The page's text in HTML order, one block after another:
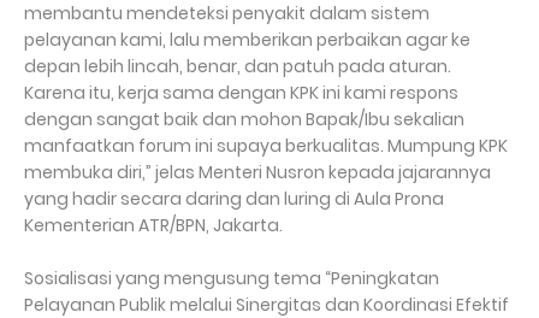
membantu mendeteksi penyakit dalam sistem
pelayanan kami, lalu memberikan perbaikan agar ke
depan lebih lincah, benar, dan patuh pada aturan.
Karena itu, kerja sama dengan KPK ini kami respons
dengan sangat baik dan mohon Bapak/Ibu sekalian
manfaatkan forum ini supaya berkualitas. Mumpung KPK
membuka diri,” jelas Menteri Nusron kepada jajarannya
yang hadir secara daring dan luring di Aula Prona
Kementerian ATR/BPN, Jakarta.
Sosialisasi yang mengusung tema “Peningkatan
Pelayanan Publik melalui Sinergitas dan Koordinasi Efektif